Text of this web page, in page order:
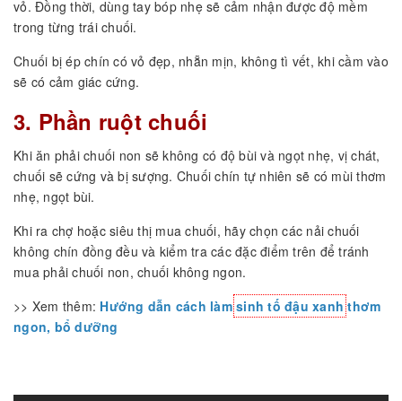
vỏ. Đồng thời, dùng tay bóp nhẹ sẽ cảm nhận được độ mềm
trong từng trái chuối.
Chuối bị ép chín có vỏ đẹp, nhẵn mịn, không tì vết, khi cầm vào
sẽ có cảm giác cứng.
3. Phần ruột chuối
Khi ăn phải chuối non sẽ không có độ bùi và ngọt nhẹ, vị chát,
chuối sẽ cứng và bị sượng. Chuối chín tự nhiên sẽ có mùi thơm
nhẹ, ngọt bùi.
Khi ra chợ hoặc siêu thị mua chuối, hãy chọn các nải chuối
không chín đồng đều và kiểm tra các đặc điểm trên để tránh
mua phải chuối non, chuối không ngon.
>> Xem thêm: Hướng dẫn cách làmsinh tố đậu xanhthơm
ngon, bổ dưỡng